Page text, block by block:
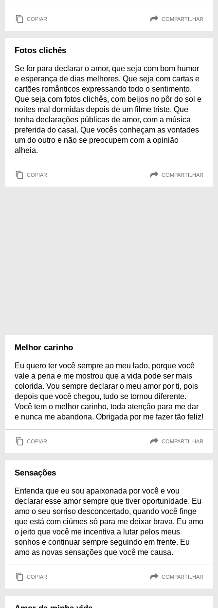
COPIAR COMPARTILHAR
Fotos clichês
Se for para declarar o amor, que seja com bom humor
e esperança de dias melhores. Que seja com cartas e
cartões românticos expressando todo o sentimento.
Que seja com fotos clichês, com beijos no pôr do sol e
noites mal dormidas depois de um filme triste. Que
tenha declarações públicas de amor, com a música
preferida do casal. Que vocês conheçam as vontades
um do outro e não se preocupem com a opinião
alheia.
COPIAR COMPARTILHAR
Melhor carinho
Eu quero ter você sempre ao meu lado, porque você
vale a pena e me mostrou que a vida pode ser mais
colorida. Vou sempre declarar o meu amor por ti, pois
depois que você chegou, tudo se tornou diferente.
Você tem o melhor carinho, toda atenção para me dar
e nunca me abandona. Obrigada por me fazer tão feliz!
COPIAR COMPARTILHAR
Sensações
Entenda que eu sou apaixonada por você e vou
declarar esse amor sempre que tiver oportunidade. Eu
amo o seu sorriso desconcertado, quando você finge
que está com ciúmes só para me deixar brava. Eu amo
o jeito que você me incentiva a lutar pelos meus
sonhos e continuar sempre seguindo em frente. Eu
amo as novas sensações que você me causa.
COPIAR COMPARTILHAR